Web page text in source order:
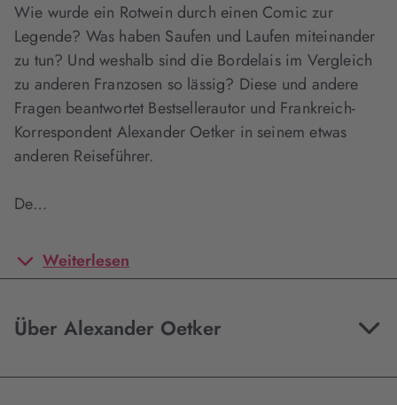
Wie wurde ein Rotwein durch einen Comic zur
Legende? Was haben Saufen und Laufen miteinander
zu tun? Und weshalb sind die Bordelais im Vergleich
zu anderen Franzosen so lässig? Diese und andere
Fragen beantwortet Bestsellerautor und Frankreich-
Korrespondent Alexander Oetker in seinem etwas
anderen Reiseführer.
De…
Weiterlesen
Über Alexander Oetker